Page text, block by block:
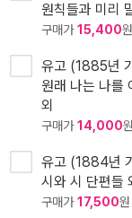
원칙들과 미리
구매가15,400원
유고 (1885년
원래 나는 나를
외
구매가14,000원
유고 (1884년
시와 시 단편들
구매가17,500원